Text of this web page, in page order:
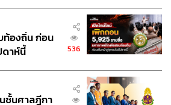
ท้องถิ่น ก่อน
าห์นี้
536
ชั้นศาลฎีกา